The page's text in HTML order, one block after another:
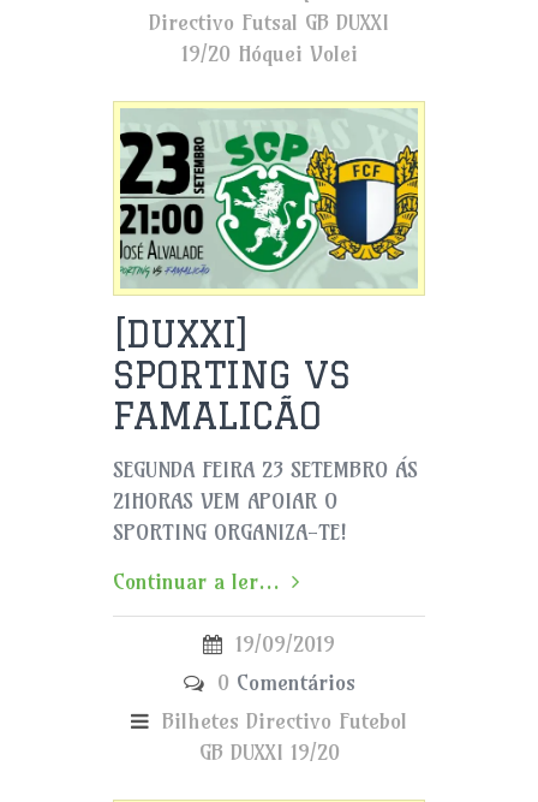
Directivo Futsal GB DUXXI
19/20 Hóquei Volei
[DUXXI]
SPORTING VS
FAMALICÃO
SEGUNDA FEIRA 23 SETEMBRO ÁS
21HORAS VEM APOIAR O
SPORTING ORGANIZA-TE!
Continuar a ler...
19/09/2019
0 Comentários
Bilhetes Directivo Futebol
GB DUXXI 19/20